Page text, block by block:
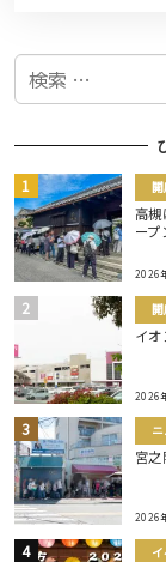
検
高槻
ープ
2026
イ
2026
宮
2026